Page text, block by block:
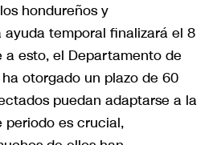
hondureños y
ayuda temporal finalizará el 8
a esto, el Departamento de
otorgado un plazo de 60
puedan adaptarse a la
periodo es crucial,